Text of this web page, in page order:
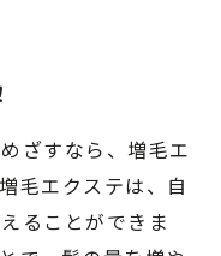
ざすなら、増毛エ
毛エクステは、自
ることができま